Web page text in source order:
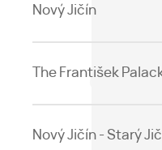
Nový Jičín
The František
Nový Jičín - Starý